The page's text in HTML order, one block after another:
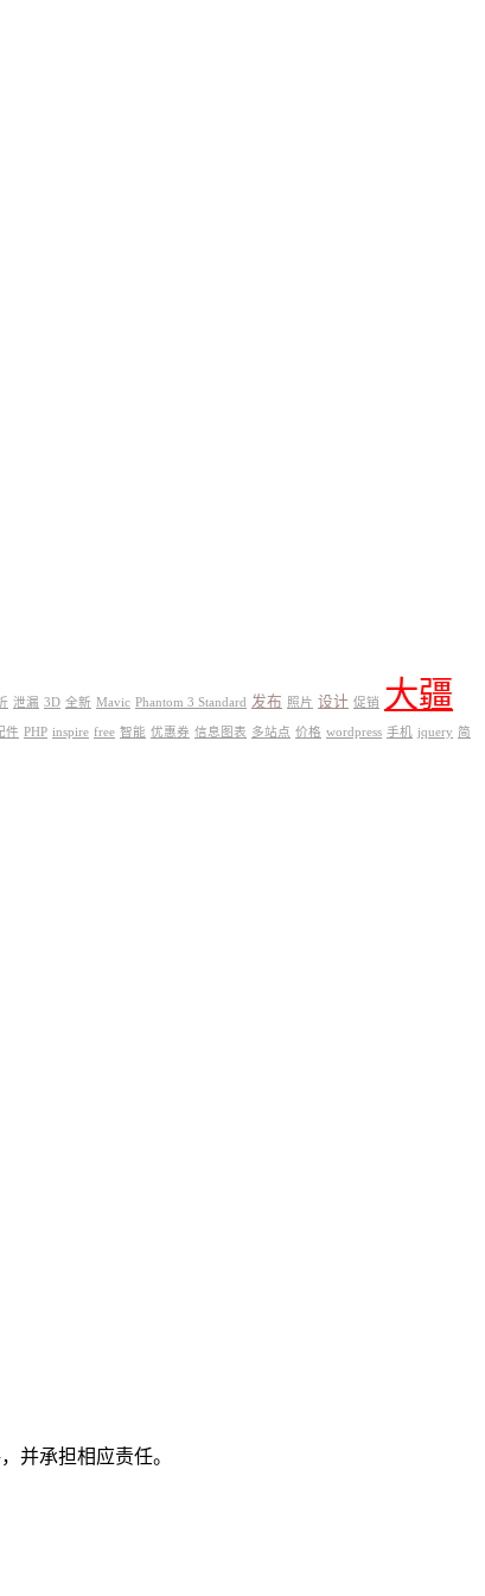
泄漏 3D 全新 Mavic Phantom 3 Standard 发布 照片 设计 促销 大疆
件 PHP inspire free 智能 优惠券 信息图表 多站点 价格 wordpress 手机 jquery 简
并承担相应责任。